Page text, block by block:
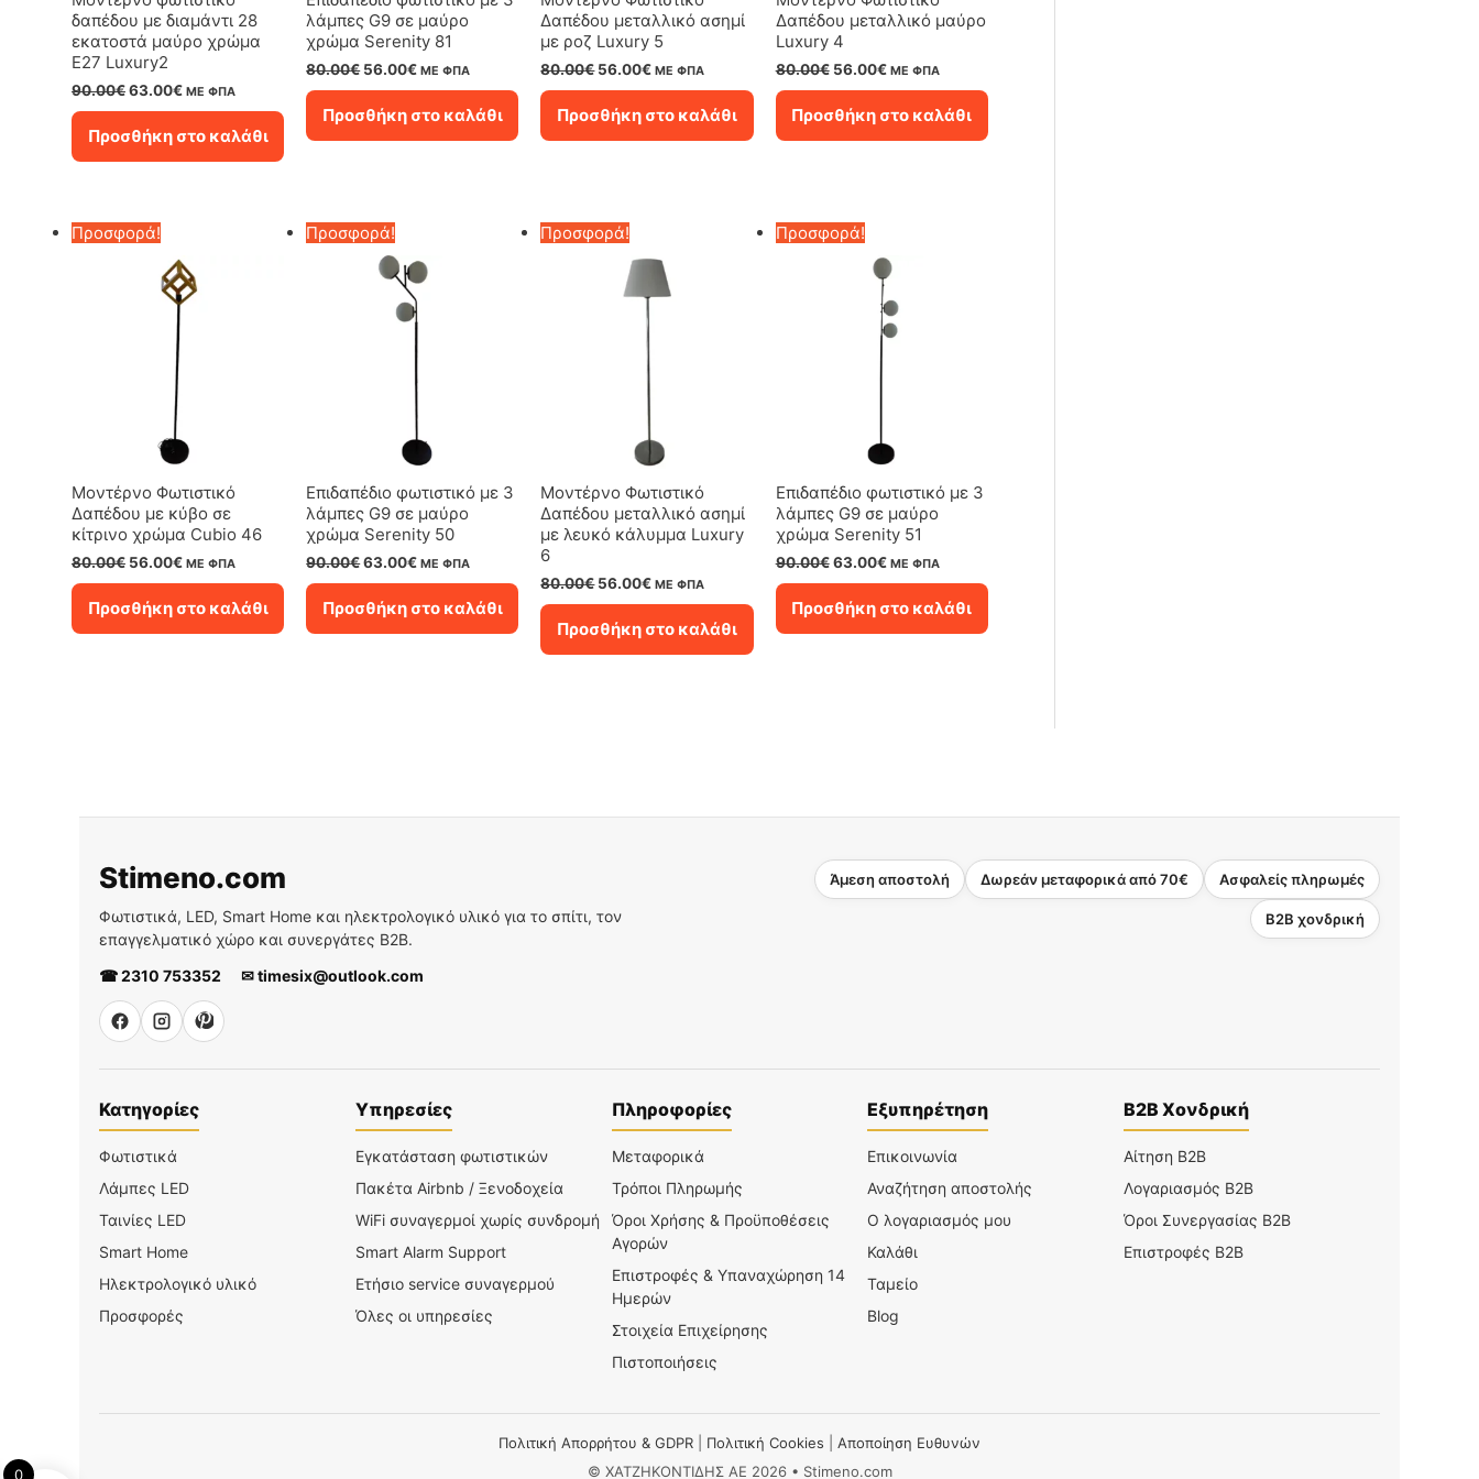
δαπέδου με διαμάντι 28
εκατοστά μαύρο χρώμα
Ε27 Luxury2
90.00€Original
price
was:
90.00€.
63.00€Η
τρέχουσα
είναι:
63.00€.
ΜΕ ΦΠΑ
Προσθήκη στο καλάθι
λάμπες G9 σε μαύρο
χρώμα Serenity 81
80.00€ Original
price
was:
80.00€.
56.00€Η
τρέχουσα
είναι:
56.00€.
ΜΕ ΦΠΑ
Προσθήκη στο καλάθι
Δαπέδου μεταλλικό ασημί
με ροζ Luxury 5
80.00€ Original
price
was:
80.00€.
56.00€Η
τρέχουσα
είναι:
56.00€.
ΜΕ ΦΠΑ
Προσθήκη στο καλάθι
Δαπέδου μεταλλικό μαύρο
Luxury 4
80.00€ Original
price
was:
80.00€.
56.00€Η
τρέχουσα
είναι:
56.00€.
ΜΕ ΦΠΑ
Προσθήκη στο καλάθι
Προσφορά!
Μοντέρνο Φωτιστικό
Δαπέδου με κύβο σε
κίτρινο χρώμα Cubio 46
80.00€ Original
price
was:
80.00€.
56.00€Η
τρέχουσα
είναι:
56.00€.
ΜΕ ΦΠΑ
Προσθήκη στο καλάθι
Προσφορά!
Επιδαπέδιο φωτιστικό με 3
λάμπες G9 σε μαύρο
χρώμα Serenity 50
90.00€Original
price
was:
90.00€.
63.00€Η
τρέχουσα
είναι:
63.00€.
ΜΕ ΦΠΑ
Προσθήκη στο καλάθι
Προσφορά!
Μοντέρνο Φωτιστικό
Δαπέδου μεταλλικό ασημί
με λευκό κάλυμμα Luxury
6
80.00€ Original
price
was:
80.00€.
56.00€Η
τρέχουσα
είναι:
56.00€.
ΜΕ ΦΠΑ
Προσθήκη στο καλάθι
Προσφορά!
Επιδαπέδιο φωτιστικό με 3
λάμπες G9 σε μαύρο
χρώμα Serenity 51
90.00€ Original
price
was:
90.00€.
63.00€Η
τρέχουσα
είναι:
63.00€.
ΜΕ ΦΠΑ
Προσθήκη στο καλάθι
Stimeno.com
Φωτιστικά, LED, Smart Home και ηλεκτρολογικό υλικό για το σπίτι, τον
επαγγελματικό χώρο και συνεργάτες B2B.
☎ 2310 753352
✉ timesix@outlook.com
Άμεση αποστολή Δωρεάν μεταφορικά από 70€ Ασφαλείς πληρωμές
B2B χονδρική
Κατηγορίες
Φωτιστικά
Λάμπες LED
Ταινίες LED
Smart Home
Ηλεκτρολογικό υλικό
Προσφορές
Υπηρεσίες
Εγκατάσταση φωτιστικών
Πακέτα Airbnb / Ξενοδοχεία
WiFi συναγερμοί χωρίς συνδρομή
Smart Alarm Support
Ετήσιο service συναγερμού
Όλες οι υπηρεσίες
Πληροφορίες
Μεταφορικά
Τρόποι Πληρωμής
Όροι Χρήσης & Προϋποθέσεις
Αγορών
Επιστροφές & Υπαναχώρηση 14
Ημερών
Στοιχεία Επιχείρησης
Πιστοποιήσεις
Εξυπηρέτηση
Επικοινωνία
Αναζήτηση αποστολής
Ο λογαριασμός μου
Καλάθι
Ταμείο
Blog
B2B Χονδρική
Αίτηση B2B
Λογαριασμός B2B
Όροι Συνεργασίας B2B
Επιστροφές B2B
Πολιτική Απορρήτου & GDPR Πολιτική Cookies
Αποποίηση Ευθυνών
© ΧΑΤΖΗΚΟΝΤΙΔΗΣ ΑΕ 2026 • Stimeno.com
0